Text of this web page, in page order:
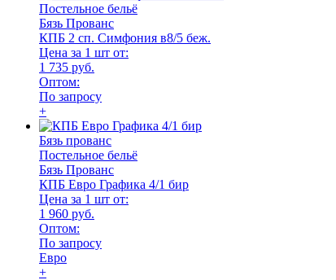
Постельное бельё
Бязь Прованс
КПБ 2 сп. Симфония в8/5 беж.
Цена за 1 шт от:
1 735 руб.
Оптом:
По запросу
+
Бязь прованс
Постельное бельё
Бязь Прованс
КПБ Евро Графика 4/1 бир
Цена за 1 шт от:
1 960 руб.
Оптом:
По запросу
Евро
+